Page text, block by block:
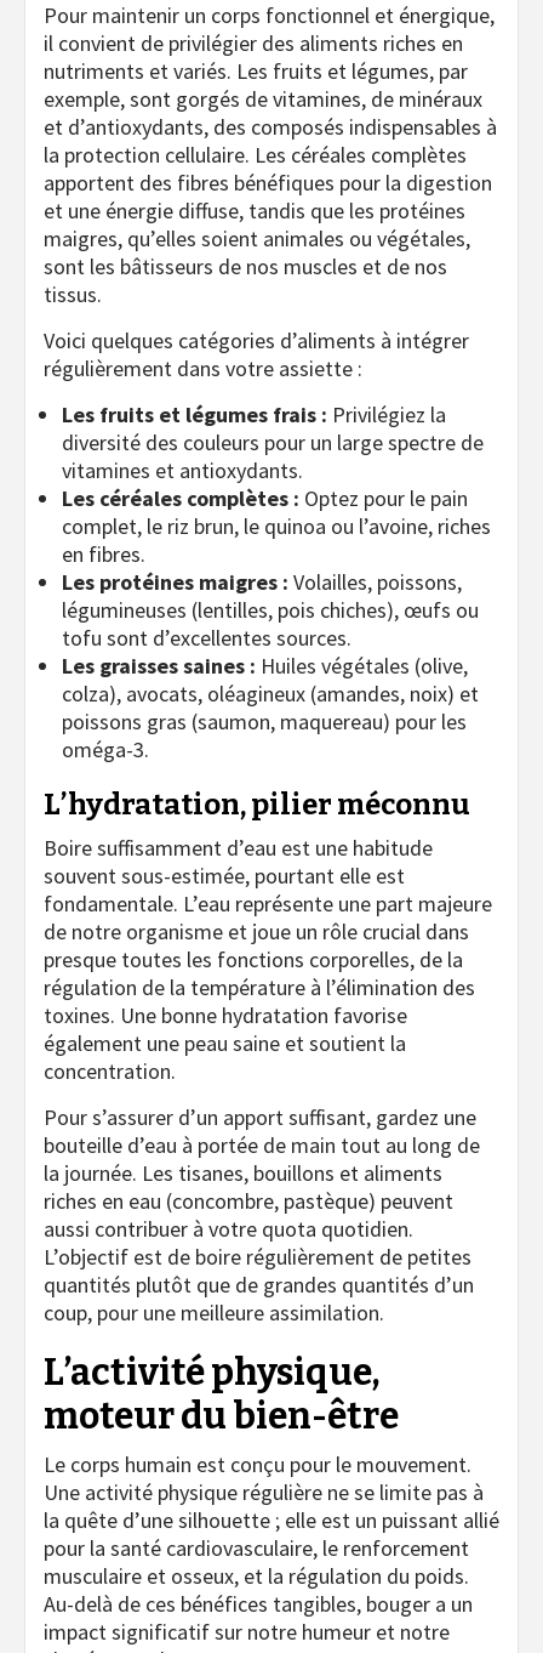
Pour maintenir un corps fonctionnel et énergique,
il convient de privilégier des aliments riches en
nutriments et variés. Les fruits et légumes, par
exemple, sont gorgés de vitamines, de minéraux
et d’antioxydants, des composés indispensables à
la protection cellulaire. Les céréales complètes
apportent des fibres bénéfiques pour la digestion
et une énergie diffuse, tandis que les protéines
maigres, qu’elles soient animales ou végétales,
sont les bâtisseurs de nos muscles et de nos
tissus.
Voici quelques catégories d’aliments à intégrer
régulièrement dans votre assiette :
Les fruits et légumes frais : Privilégiez la
diversité des couleurs pour un large spectre de
vitamines et antioxydants.
Les céréales complètes : Optez pour le pain
complet, le riz brun, le quinoa ou l’avoine, riches
en fibres.
Les protéines maigres : Volailles, poissons,
légumineuses (lentilles, pois chiches), œufs ou
tofu sont d’excellentes sources.
Les graisses saines : Huiles végétales (olive,
colza), avocats, oléagineux (amandes, noix) et
poissons gras (saumon, maquereau) pour les
oméga-3.
L’hydratation, pilier méconnu
Boire suffisamment d’eau est une habitude
souvent sous-estimée, pourtant elle est
fondamentale. L’eau représente une part majeure
de notre organisme et joue un rôle crucial dans
presque toutes les fonctions corporelles, de la
régulation de la température à l’élimination des
toxines. Une bonne hydratation favorise
également une peau saine et soutient la
concentration.
Pour s’assurer d’un apport suffisant, gardez une
bouteille d’eau à portée de main tout au long de
la journée. Les tisanes, bouillons et aliments
riches en eau (concombre, pastèque) peuvent
aussi contribuer à votre quota quotidien.
L’objectif est de boire régulièrement de petites
quantités plutôt que de grandes quantités d’un
coup, pour une meilleure assimilation.
L’activité physique,
moteur du bien-être
Le corps humain est conçu pour le mouvement.
Une activité physique régulière ne se limite pas à
la quête d’une silhouette ; elle est un puissant allié
pour la santé cardiovasculaire, le renforcement
musculaire et osseux, et la régulation du poids.
Au-delà de ces bénéfices tangibles, bouger a un
impact significatif sur notre humeur et notre